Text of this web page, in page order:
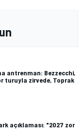
antrenman: Bezzecchi,
turuyla zirvede, Toprak
açıklaması: "2027 zor